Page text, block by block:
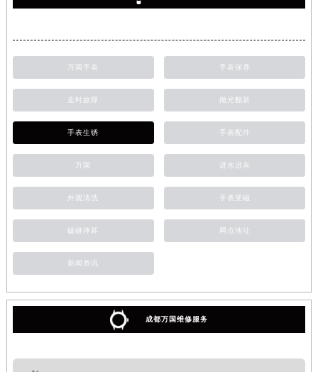
万国手表 手表保养
走时故障 抛光翻新
手表生锈 手表配件
万国 进水进灰
外观清洗 手表受磁
磕碰摔坏 网点地址
新闻资讯
成都万国维修服务